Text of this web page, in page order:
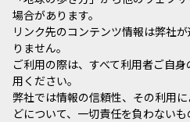
場合があります。
リンク先のコンテンツ情報は弊社
りません。
ご利用の際は、すべて利用者ご自
用ください。
弊社では情報の信頼性、その利用
どについて、一切責任を負わないも